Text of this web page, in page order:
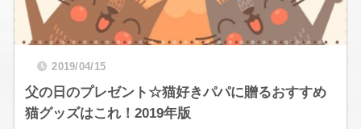
2019/04/15
父の日のプレゼント☆猫好きパパに贈るおすすめ
猫グッズはこれ！2019年版